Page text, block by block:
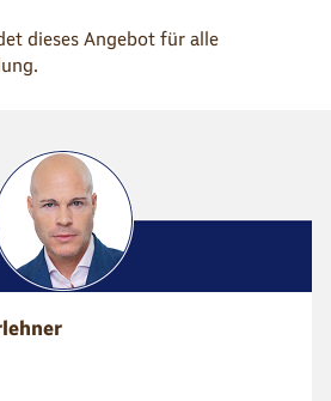
dieses Angebot für alle